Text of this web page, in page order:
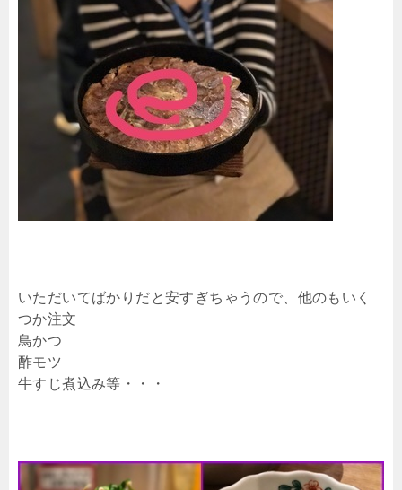
いただいてばかりだと安すぎちゃうので、他のもいく
つか注文
鳥かつ
酢モツ
牛すじ煮込み等・・・